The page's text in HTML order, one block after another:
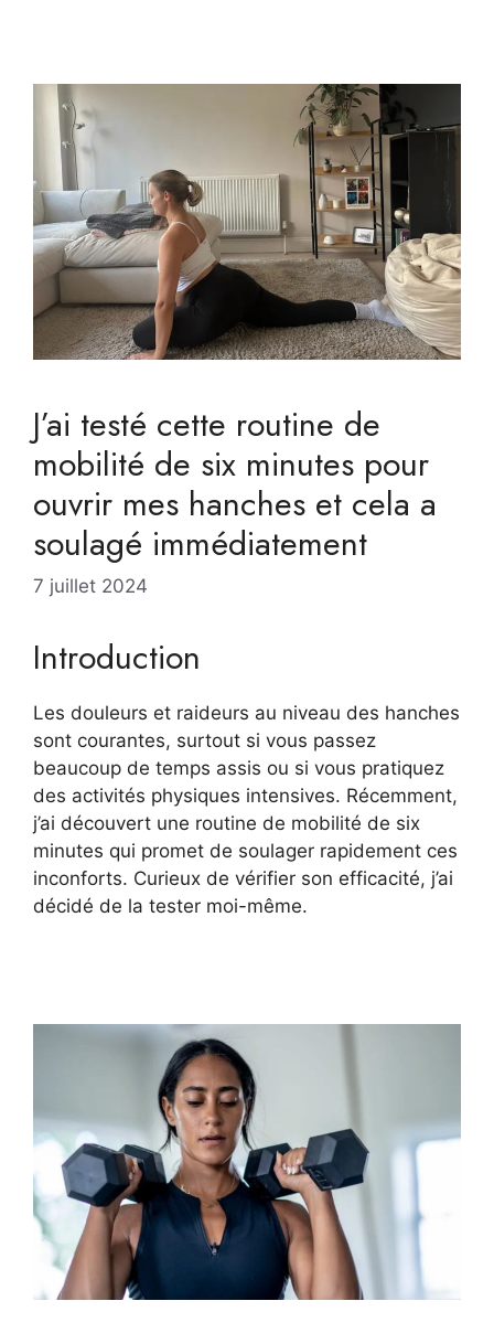
J’ai testé cette routine de
mobilité de six minutes pour
ouvrir mes hanches et cela a
soulagé immédiatement
7 juillet 2024
Introduction
Les douleurs et raideurs au niveau des hanches
sont courantes, surtout si vous passez
beaucoup de temps assis ou si vous pratiquez
des activités physiques intensives. Récemment,
j’ai découvert une routine de mobilité de six
minutes qui promet de soulager rapidement ces
inconforts. Curieux de vérifier son efficacité, j’ai
décidé de la tester moi-même.